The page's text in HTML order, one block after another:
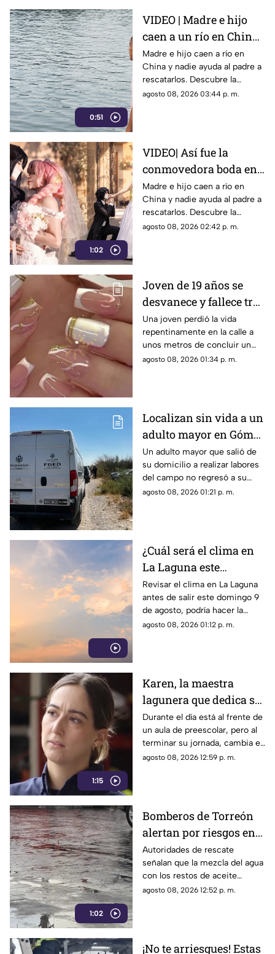
0:51
VIDEO | Madre e hijo
caen a un río en China
y nadie los ayuda por
esta indignante razón
Madre e hijo caen a río en
China y nadie ayuda al padre a
rescatarlos. Descubre la
polémica ley que castiga a los
agosto 08, 2026 03:44 p. m.
1:02
VIDEO| Así fue la
conmovedora boda en
México que le dio un
final feliz a Mitsuri y
Obana
Madre e hijo caen a río en
China y nadie ayuda al padre a
rescatarlos. Descubre la
polémica ley que castiga a los
agosto 08, 2026 02:42 p. m.
Joven de 19 años se
desvanece y fallece tras
ponerse uñas en
Coahuila
Una joven perdió la vida
repentinamente en la calle a
unos metros de concluir un
servicio de uñas. Autoridades
agosto 08, 2026 01:34 p. m.
Localizan sin vida a un
adulto mayor en Gómez
Palacio; habría sufrido
un infarto
Un adulto mayor que salió de
su domicilio a realizar labores
del campo no regresó a su
hogar. Tras ser buscado por su
agosto 08, 2026 01:21 p. m.
¿Cuál será el clima en
La Laguna este
domingo 9 de agosto
2026?
Revisar el clima en La Laguna
antes de salir este domingo 9
de agosto, podría hacer la
diferencia entre un día
agosto 08, 2026 01:12 p. m.
1:15
Karen, la maestra
lagunera que dedica su
tiempo libre a ser
bombera voluntaria
Durante el día está al frente de
un aula de preescolar, pero al
terminar su jornada, cambia el
pizarrón por el uniforme de
agosto 08, 2026 12:59 p. m.
1:02
Bomberos de Torreón
alertan por riesgos en
el asfalto tras las
recientes lluvias
Autoridades de rescate
señalan que la mezcla del agua
con los restos de aceite
acumulados en la calle provoca
agosto 08, 2026 12:52 p. m.
¡No te arriesgues! Estas